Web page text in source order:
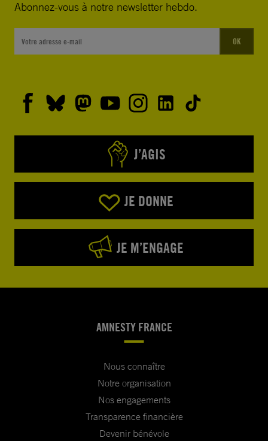
Abonnez-vous à notre newsletter hebdo.
OK
J’AGIS
JE DONNE
JE M’ENGAGE
AMNESTY FRANCE
Nous connaître
Notre organisation
Nos engagements
Transparence financière
Devenir bénévole